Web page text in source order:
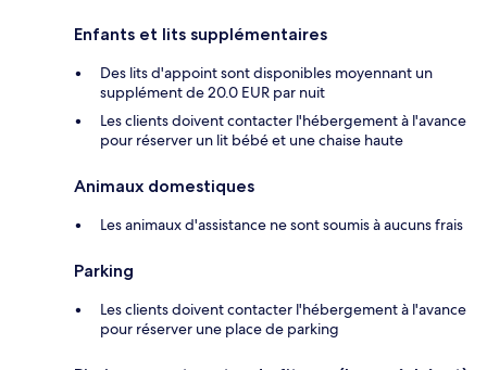
Enfants et lits supplémentaires
Des lits d'appoint sont disponibles moyennant un
supplément de 20.0 EUR par nuit
Les clients doivent contacter l'hébergement à l'avance
pour réserver un lit bébé et une chaise haute
Animaux domestiques
Les animaux d'assistance ne sont soumis à aucuns frais
Parking
Les clients doivent contacter l'hébergement à l'avance
pour réserver une place de parking